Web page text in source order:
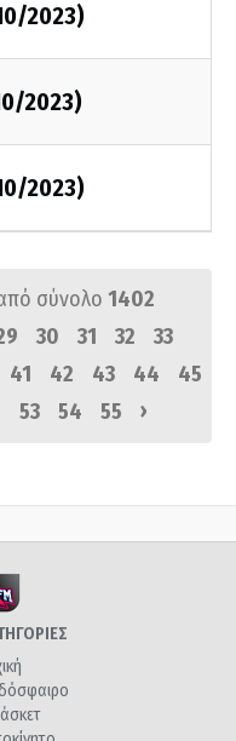
2023)
2023)
2023)
σύνολο 1402
30 31 32
33
41 42 43 44
45
53 54 55 ›